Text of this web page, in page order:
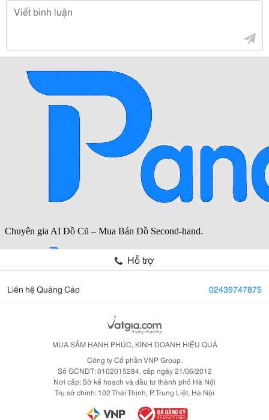
Hỗ trợ
Liên hệ Quảng Cáo 02439747875
MUA SẮM HẠNH PHÚC, KINH DOANH HIỆU QUẢ
Công ty Cổ phần VNP Group.
Số GCNDT: 0102015284, cấp ngày 21/06/2012
Nơi cấp: Sở kế hoạch và đầu tư thành phố Hà Nội
Trụ sở chính: 102 Thái Thịnh, P. Trung Liệt, Hà Nội